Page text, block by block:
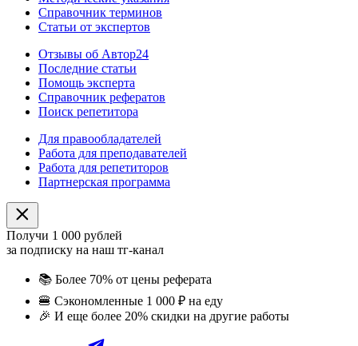
Справочник терминов
Статьи от экспертов
Отзывы об Автор24
Последние статьи
Помощь эксперта
Справочник рефератов
Поиск репетитора
Для правообладателей
Работа для преподавателей
Работа для репетиторов
Партнерская программа
Получи 1 000 рублей
за подписку на наш тг-канал
📚 Более 70% от цены реферата
🍔 Сэкономленные 1 000 ₽ на еду
🎉 И еще более 20% скидки на другие работы